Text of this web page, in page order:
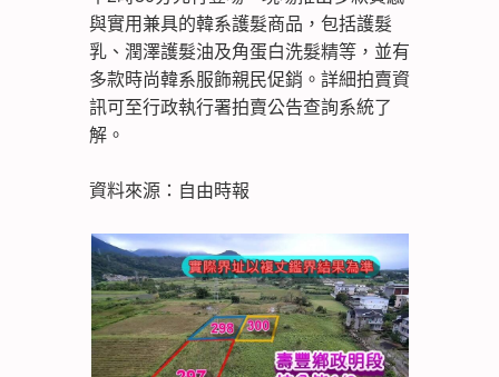
與實用兼具的韓系護髮商品，包括護髮
乳、潤澤護髮油及角蛋白洗髮精等，並有
多款時尚韓系服飾親民促銷。詳細拍賣資
訊可至行政執行署拍賣公告查詢系統了
解。
資料來源：自由時報